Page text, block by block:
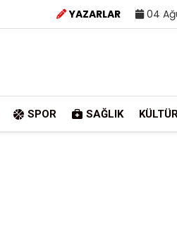
YAZARLAR 04
SPOR SAĞLIK